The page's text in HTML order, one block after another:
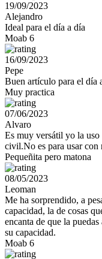
19/09/2023
Alejandro
Ideal para el día a día
Moab 6
16/09/2023
Pepe
Buen artículo para el día
Muy practica
07/06/2023
Alvaro
Es muy versátil yo la
civil.No es para usar con
Pequeñita pero matona
08/05/2023
Leoman
Me ha sorprendido, a
capacidad, la de cosas
encanta de que la
su capacidad.
Moab 6